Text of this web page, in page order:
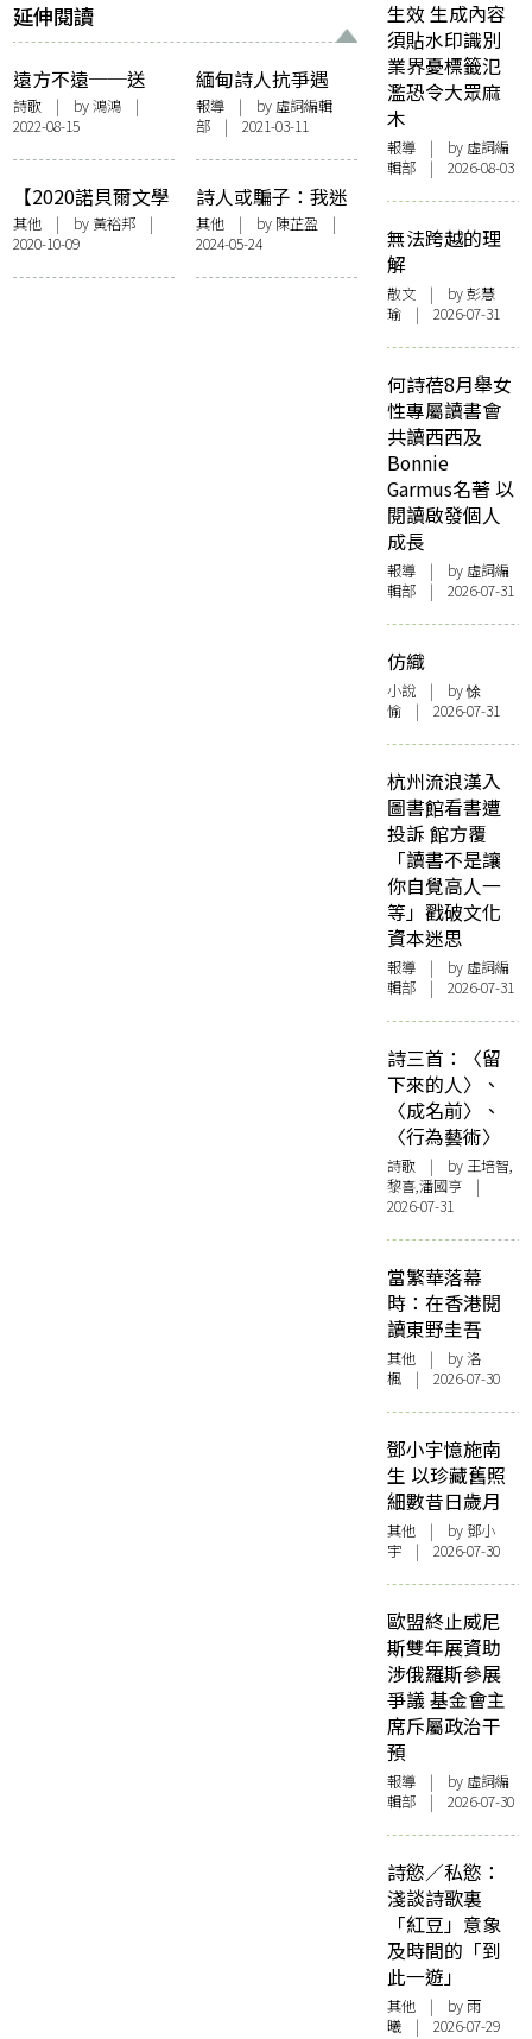
延伸閱讀
遠方不遠──送
Peter Brook
詩歌 | by 鴻鴻 |
2022-08-15
緬甸詩人抗爭遇
害 生前獄中書
簡：「倘若流氓無
法管治，要政府來
做甚麼？」 香港
詩人寫詩紀念
報導| by 虛詞編輯
部 | 2021-03-11
【2020諾貝爾文學
獎】美國女詩人露
伊絲．葛綠珂——
模糊也是清晰的一
其他 | by 黃裕邦 |
2020-10-09
詩人或騙子：我迷
失在這場雙子座的
語言遊戲
其他| by 陳芷盈 |
2024-05-24
生效 生成內容
須貼水印識別
業界憂標籤氾
濫恐令大眾麻
木
報導 | by 虛詞編
輯部 | 2026-08-03
無法跨越的理
解
散文 | by 彭慧
瑜 | 2026-07-31
何詩蓓8月舉女
性專屬讀書會
共讀西西及
Bonnie
Garmus名著 以
閱讀啟發個人
成長
報導 | by 虛詞編
輯部 | 2026-07-31
仿織
小說 | by 悇
愉 | 2026-07-31
杭州流浪漢入
圖書館看書遭
投訴 館方覆
「讀書不是讓
你自覺高人一
等」戳破文化
資本迷思
報導 | by 虛詞編
輯部 | 2026-07-31
詩三首：〈留
下來的人〉、
〈成名前〉、
〈行為藝術〉
詩歌 | by 王培智,
黎喜,潘國亨 |
2026-07-31
當繁華落幕
時：在香港閱
讀東野圭吾
其他 | by洛
楓 | 2026-07-30
鄧小宇憶施南
生 以珍藏舊照
細數昔日歲月
其他 | by 鄧小
宇 | 2026-07-30
歐盟終止威尼
斯雙年展資助
涉俄羅斯參展
爭議 基金會主
席斥屬政治干
預
報導 | by 虛詞編
輯部 | 2026-07-30
詩慾／私慾：
淺談詩歌裏
「紅豆」意象
及時間的「到
此一遊」
其他 | by 雨
曦 | 2026-07-29